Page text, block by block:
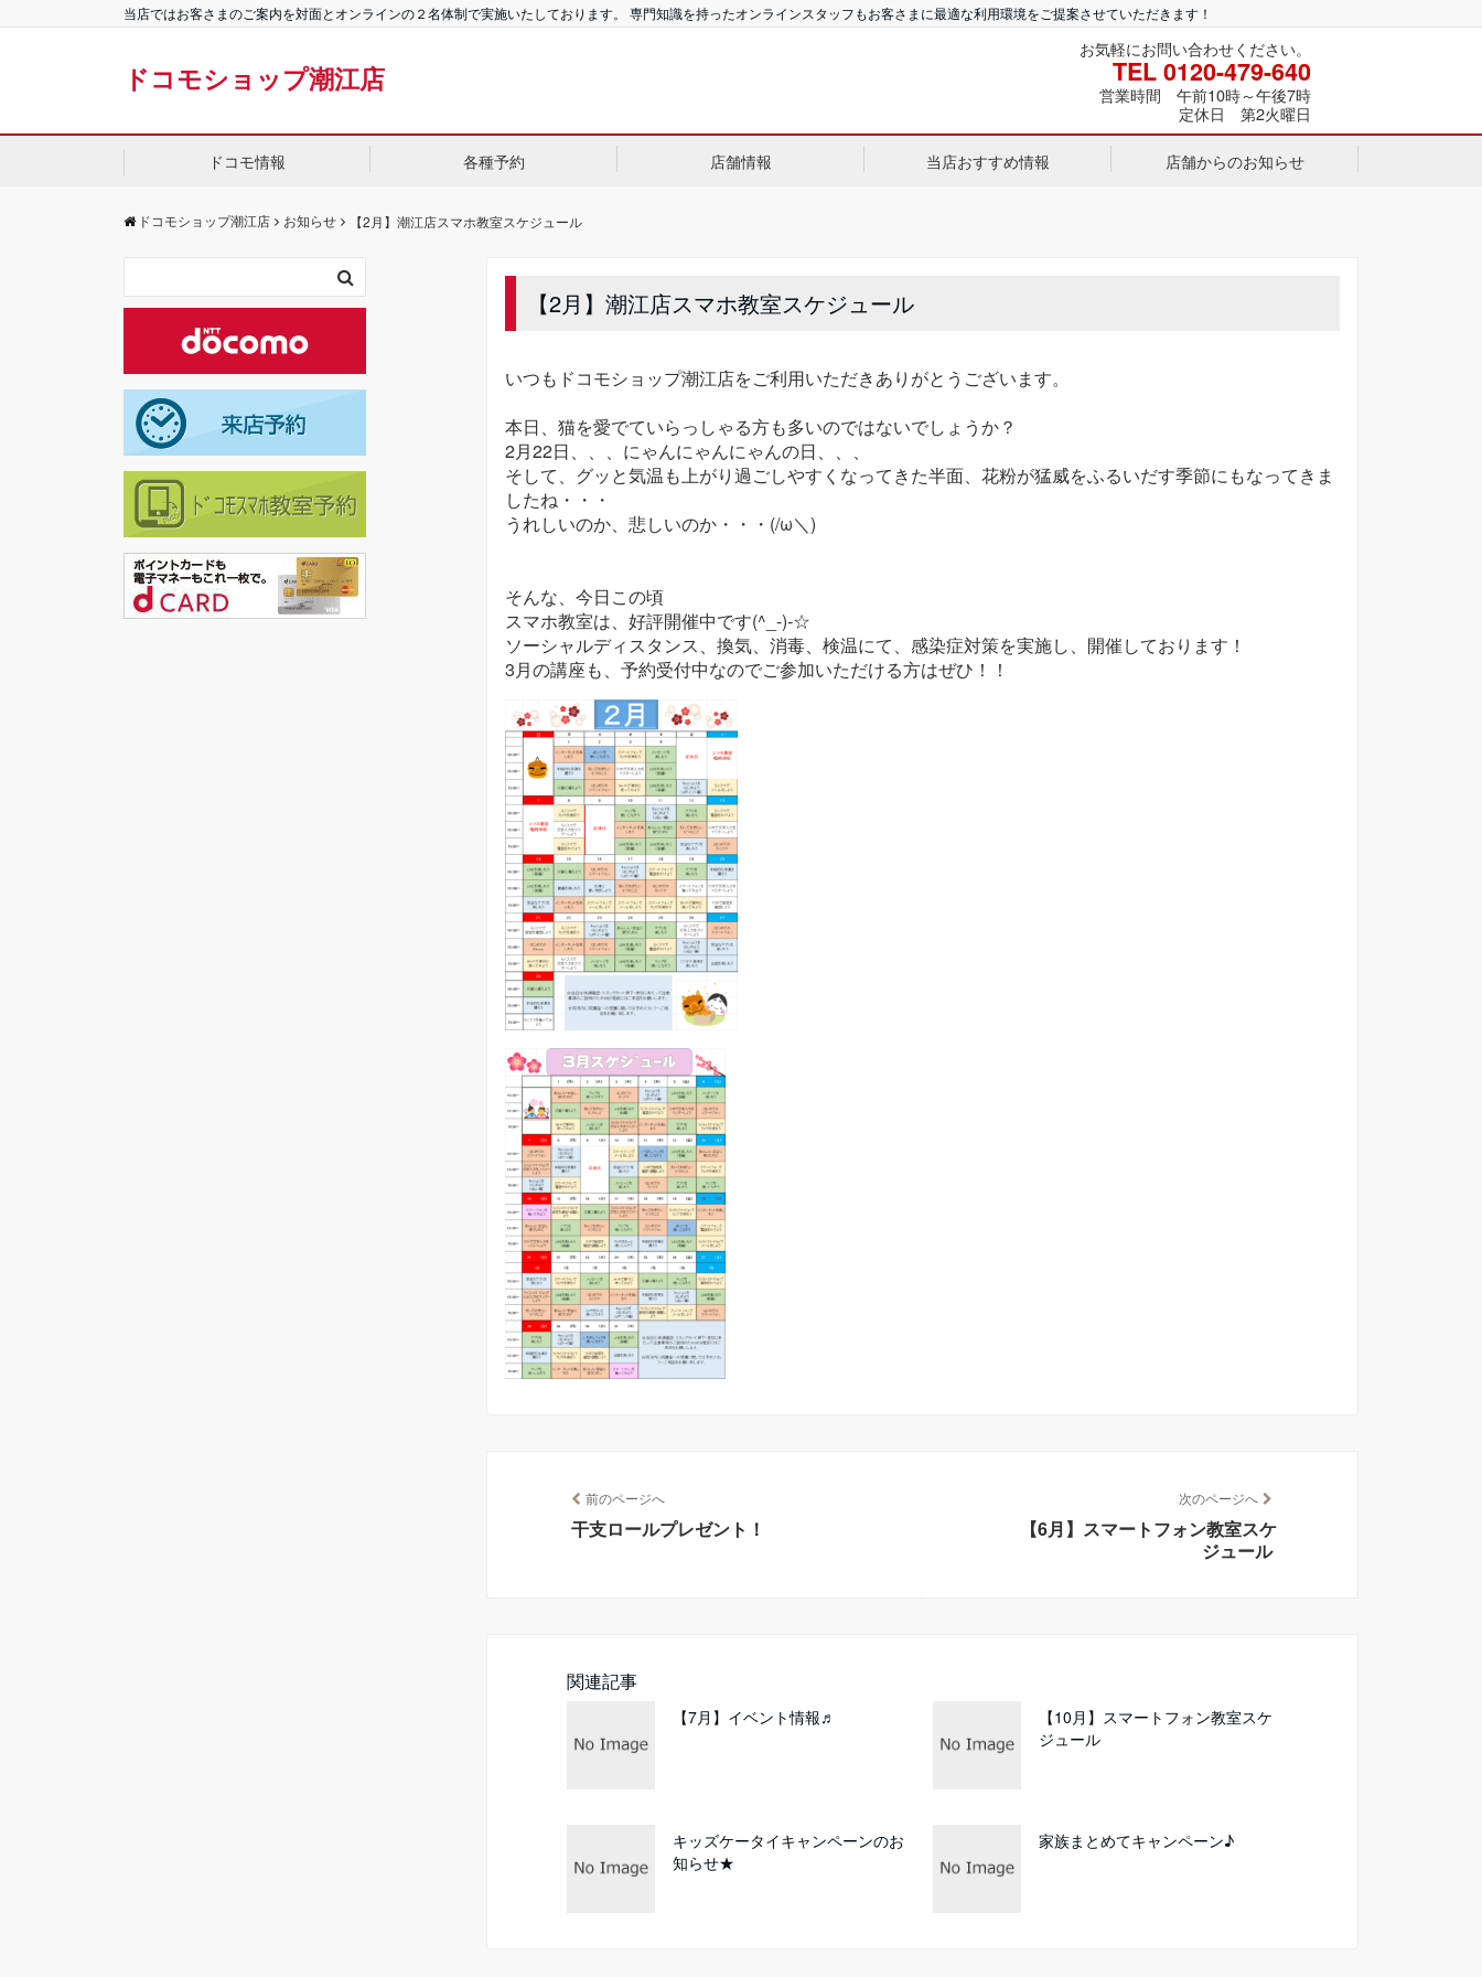
当店ではお客さまのご案内を対面とオンラインの２名体制で実施いたしております。 専門知識を持ったオンラインスタッフもお客さまに最適な利用環境をご提案させていただきます！
ドコモショップ潮江店
お気軽にお問い合わせください。
TEL 0120-479-640
営業時間 午前10時～午後7時
定休日 第2火曜日
ドコモ情報 各種予約 店舗情報 当店おすすめ情報 店舗からのお知らせ
ドコモショップ潮江店 お知らせ 【2月】潮江店スマホ教室スケジュール
【2月】潮江店スマホ教室スケジュール
いつもドコモショップ潮江店をご利用いただきありがとうございます。
本日、猫を愛でていらっしゃる方も多いのではないでしょうか？
2月22日、、、にゃんにゃんにゃんの日、、、
そして、グッと気温も上がり過ごしやすくなってきた半面、花粉が猛威をふるいだす季節にもなってきま
したね・・・
うれしいのか、悲しいのか・・・(/ω＼)
そんな、今日この頃
スマホ教室は、好評開催中です(^_-)-☆
ソーシャルディスタンス、換気、消毒、検温にて、感染症対策を実施し、開催しております！
3月の講座も、予約受付中なのでご参加いただける方はぜひ！！
前のページへ
干支ロールプレゼント！
次のページへ
【6月】スマートフォン教室スケ
ジュール
関連記事
【7月】イベント情報♬
【10月】スマートフォン教室スケ
ジュール
キッズケータイキャンペーンのお
知らせ★
家族まとめてキャンペーン♪